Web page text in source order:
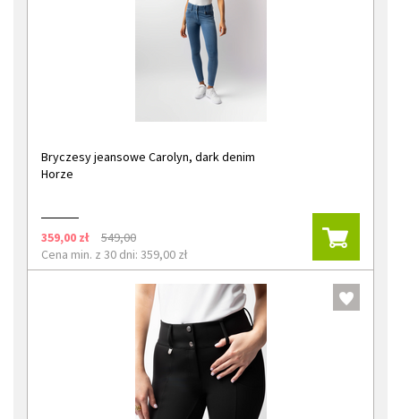
Bryczesy jeansowe Carolyn, dark denim
Horze
359,00 zł
549,00
Cena min. z 30 dni: 359,00 zł